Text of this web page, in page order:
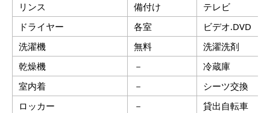
リンス
備付け
テレビ
ドライヤー
各室
ビデオ.DVD
洗濯機
無料
洗濯洗剤
乾燥機
－
冷蔵庫
室内着
－
シーツ交換
ロッカー
－
貸出自転車